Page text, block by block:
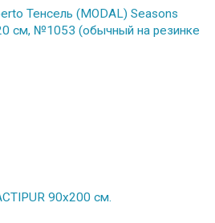
Тенсель (MODAL) Seasons
см, №1053 (обычный на резинке
90х200 см.